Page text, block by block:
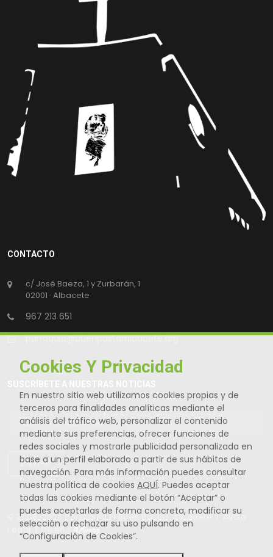
CONTACTO
c/ José Baeza, 1 y Zurbarán, 1
02001 · Albacete
967 213 651
parroquia@buenpastoralbacete.org
ENVIAR
© 2006-2026 Parroquia El Buen Pastor. Albacete |Aviso
Legal| Diseño
Cookies Y Privacidad
En nuestro sitio web utilizamos cookies propias y de
terceros para finalidades analíticas mediante el
análisis del tráfico web, personalizar el contenido
mediante sus preferencias, ofrecer funciones de
redes sociales y mostrarle publicidad personalizada en
base a un perfil elaborado a partir de sus hábitos de
navegación. Para más información puedes consultar
nuestra política de cookies AQUÍ. Puedes aceptar
todas las cookies mediante el botón “Aceptar” o
puedes aceptarlas de forma concreta, modificar su
selección o rechazar su uso pulsando en
“Configuración de Cookies”.